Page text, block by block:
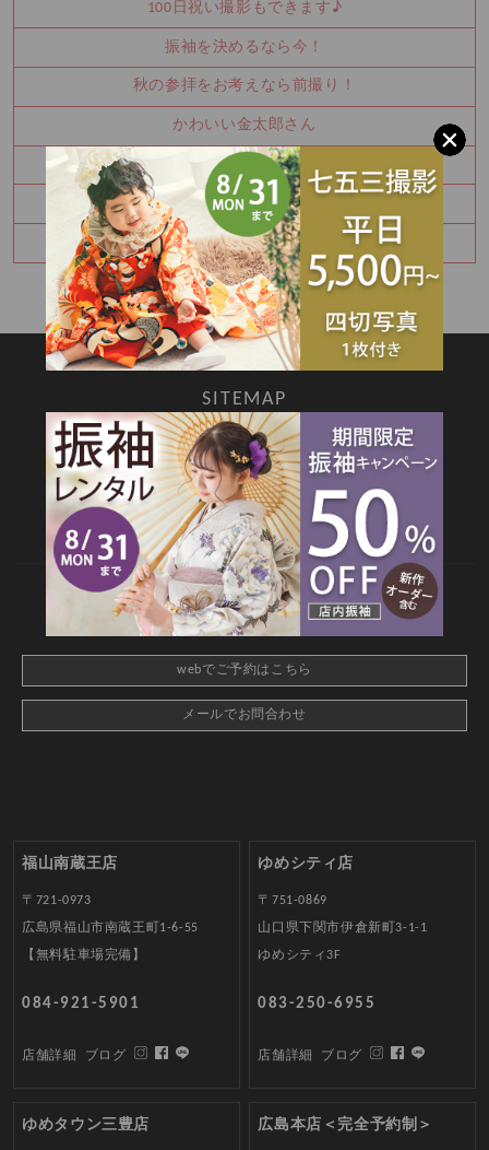
100日祝い撮影もできます♪
振袖を決めるなら今！
秋の参拝をお考えなら前撮り！
かわいい金太郎さん
夏休み中に振袖を決めませんか？
お宮参り・百日祝いはご家族撮影もおすすめです
七五三8月キャンペーン✨
SITEMAP
TOP 新着情報
撮影メニュー
料金・商品
キャンペーン
衣装カタログ
店舗情報
よくあるご質問
お問合せ
web撮影予約
CONTACT
webでご予約はこちら
メールでお問合わせ
福山南蔵王店
〒721-0973
広島県福山市南蔵王町1-6-55
【無料駐車場完備】
084-921-5901
店舗詳細 ブログ
ゆめシティ店
〒751-0869
山口県下関市伊倉新町3-1-1
ゆめシティ3F
083-250-6955
店舗詳細 ブログ
ゆめタウン三豊店 広島本店＜完全予約制＞